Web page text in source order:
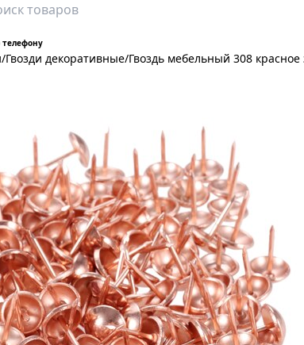
/Гвозди декоративные/Гвоздь мебельный 308